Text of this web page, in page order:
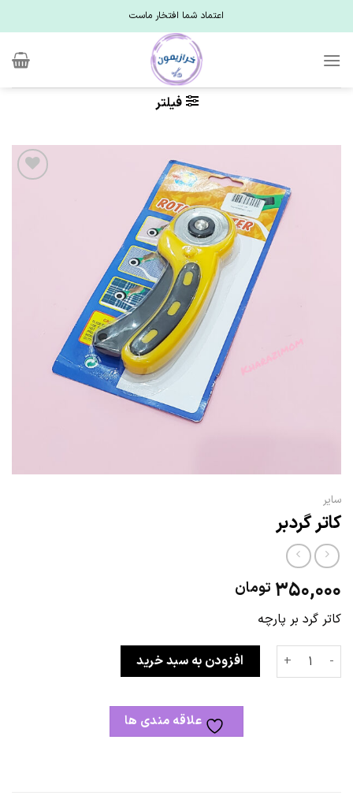
to
اعتماد شما افتخار ماست
فیلتر
سایر
کاتر گردبر
350,000 تومان
کاتر گرد بر پارچه
کاتر گردبر عدد افزودن به سبد خرید
علاقه مندی ها